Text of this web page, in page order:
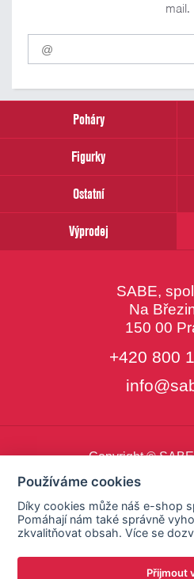
mail.
Pro
odběr
našich
email
Poháry
Figurky
Ostatní
Výprodej
SABE,
Na
150 00
+420 800
Copyright ©
Používáme cookies
Díky cookies může náš e-shop
Pomáhají nám také správně
zkvalitňovat obsah. Více se
Přijmout